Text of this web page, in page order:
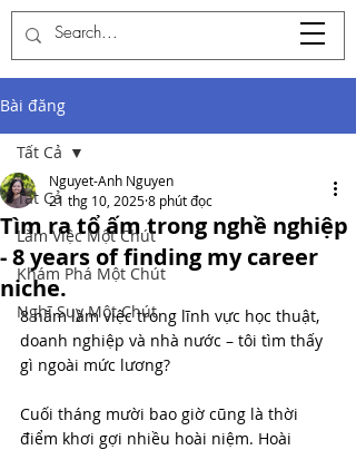
Bài đăng
Tất Cả
Làm Việc Một Chút
Khám Phá Một Chút
Nghĩ Suy Một Chút
Tất Cả
Tìm ra tổ ấm trong nghề nghiệp
- 8 years of finding my career
niche.
Nguyet-Anh Nguyen
21 thg 10, 20258 phút đọc
8 năm làm việc trong lĩnh vực học thuật,
doanh nghiệp và nhà nước – tôi tìm thấy
gì ngoài mức lương?
Cuối tháng mười bao giờ cũng là thời
điểm khơi gợi nhiều hoài niệm. Hoài